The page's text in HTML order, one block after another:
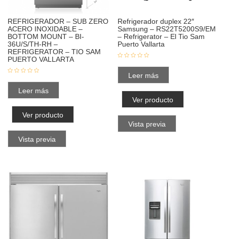
REFRIGERADOR – SUB ZERO
ACERO INOXIDABLE –
BOTTOM MOUNT – BI-
36U/S/TH-RH –
REFRIGERATOR – TIO SAM
PUERTO VALLARTA
Leer más
Ver producto
Vista previa
Refrigerador duplex 22″
Samsung – RS22T5200S9/EM
– Refrigerator – El Tio Sam
Puerto Vallarta
Leer más
Ver producto
Vista previa